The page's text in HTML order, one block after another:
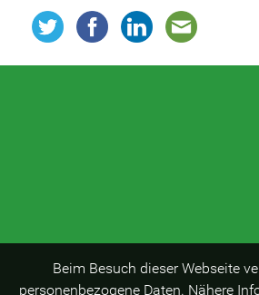
Beim Besuch dieser Webseite
personenbezogene Daten. Nähere